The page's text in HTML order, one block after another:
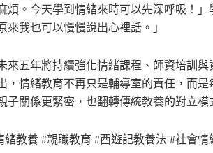
。今天學到情緒來時可以先深呼吸！」
來我也可以慢慢說出心裡話。」
來五年將持續強化情緒課程、師資培訓
，情緒教育不再只是輔導室的責任，而
關係更緊密，也翻轉傳統教養的對立模
緒教養 #親職教育 #西遊記教養法 #社會